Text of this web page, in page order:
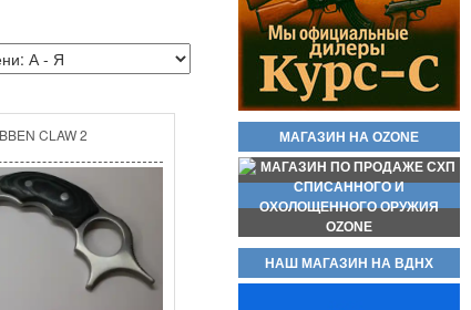
МАГАЗИН НА OZONE
НАШ МАГАЗИН НА ВДНХ
60руб.
Магазин для пистолета макарова
(пм) складские новые без
CLAW 2